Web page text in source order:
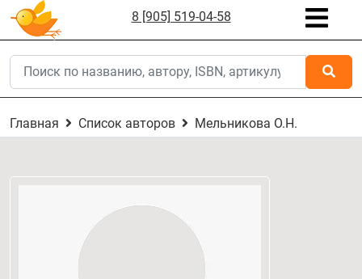
8 [905] 519-04-58
Главная Список авторов Мельникова О.Н.